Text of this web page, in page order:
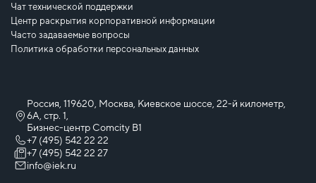
Чат технической поддержки
Центр раскрытия корпоративной информации
Часто задаваемые вопросы
Политика обработки персональных данных
Россия, 119620, Москва, Киевское шоссе, 22-й километр,
6А, стр. 1,
Бизнес-центр Comcity B1
+7 (495) 542 22 22
+7 (495) 542 22 27
info@iek.ru